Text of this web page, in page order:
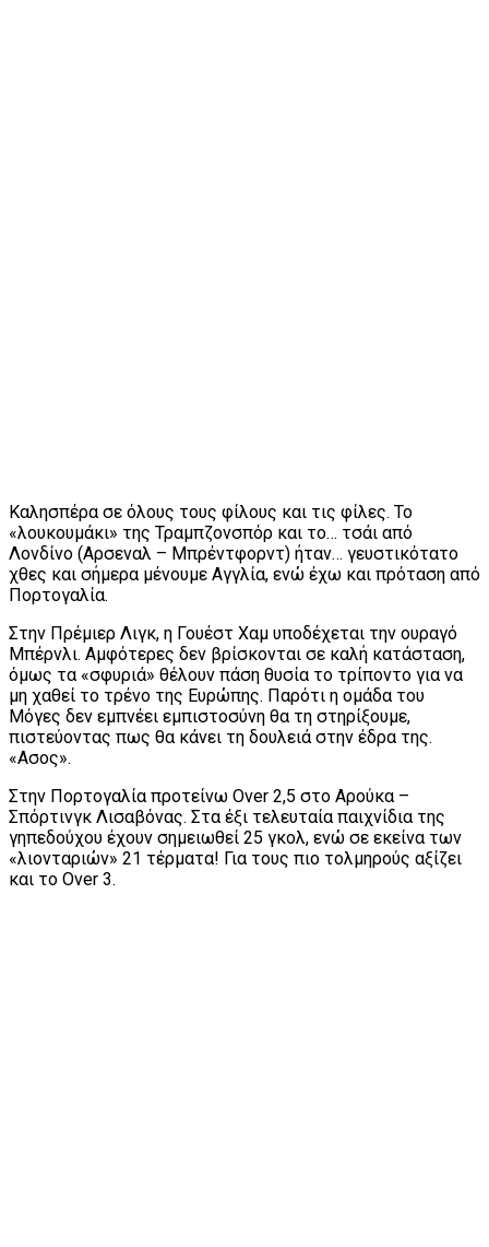
Καλησπέρα σε όλους τους φίλους και τις φίλες. Το
«λουκουμάκι» της Τραμπζονσπόρ και το… τσάι από
Λονδίνο (Αρσεναλ – Μπρέντφορντ) ήταν… γευστικότατο
χθες και σήμερα μένουμε Αγγλία, ενώ έχω και πρόταση από
Πορτογαλία.
Στην Πρέμιερ Λιγκ, η Γουέστ Χαμ υποδέχεται την ουραγό
Μπέρνλι. Αμφότερες δεν βρίσκονται σε καλή κατάσταση,
όμως τα «σφυριά» θέλουν πάση θυσία το τρίποντο για να
μη χαθεί το τρένο της Ευρώπης. Παρότι η ομάδα του
Μόγες δεν εμπνέει εμπιστοσύνη θα τη στηρίξουμε,
πιστεύοντας πως θα κάνει τη δουλειά στην έδρα της.
«Ασος».
Στην Πορτογαλία προτείνω Over 2,5 στο Αρούκα –
Σπόρτινγκ Λισαβόνας. Στα έξι τελευταία παιχνίδια της
γηπεδούχου έχουν σημειωθεί 25 γκολ, ενώ σε εκείνα των
«λιονταριών» 21 τέρματα! Για τους πιο τολμηρούς αξίζει
και το Over 3.